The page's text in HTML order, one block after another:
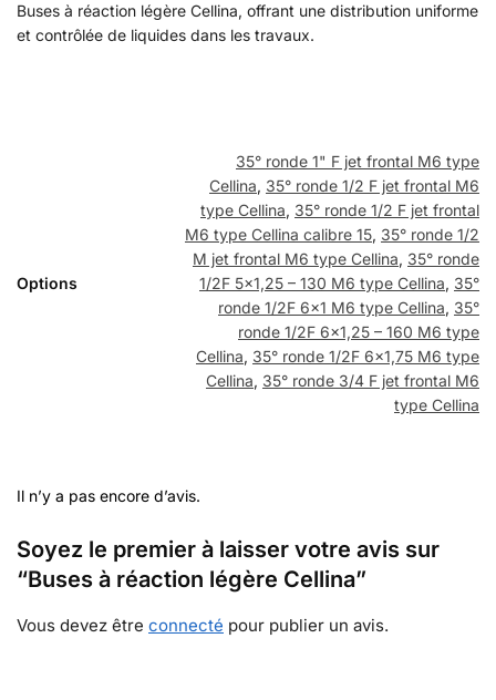
Buses à réaction légère Cellina, offrant une distribution uniforme
et contrôlée de liquides dans les travaux.
Options
35° ronde 1" F jet frontal M6 type
Cellina, 35° ronde 1/2 F jet frontal M6
type Cellina, 35° ronde 1/2 F jet frontal
M6 type Cellina calibre 15, 35° ronde 1/2
M jet frontal M6 type Cellina, 35° ronde
1/2F 5×1,25 – 130 M6 type Cellina, 35°
ronde 1/2F 6×1 M6 type Cellina, 35°
ronde 1/2F 6×1,25 – 160 M6 type
Cellina, 35° ronde 1/2F 6×1,75 M6 type
Cellina, 35° ronde 3/4 F jet frontal M6
type Cellina
Il n’y a pas encore d’avis.
Soyez le premier à laisser votre avis sur
“Buses à réaction légère Cellina”
Vous devez être connecté pour publier un avis.